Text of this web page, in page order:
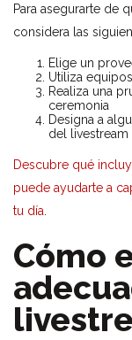
Para asegurarte de
considera las
Elige un
Utiliza
Realiza una
ceremonia
Designa a
del
Descubre qué
puede ayudarte a
tu día
Cómo